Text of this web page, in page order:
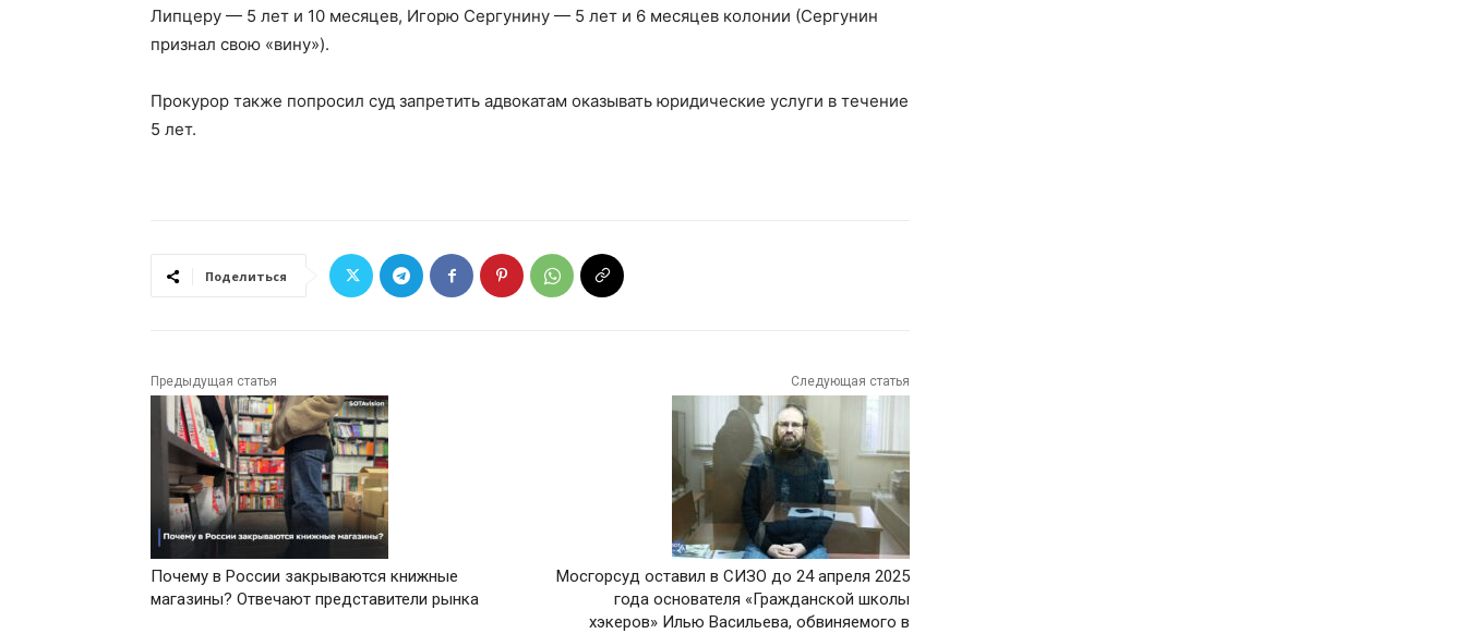
Липцеру — 5 лет и 10 месяцев, Игорю Сергунину — 5 лет и 6 месяцев колонии (Сергунин
признал свою «вину»).
Прокурор также попросил суд запретить адвокатам оказывать юридические услуги в течение
5 лет.
Поделиться
Предыдущая статья
Почему в России закрываются книжные
магазины? Отвечают представители рынка
Следующая статья
Мосгорсуд оставил в СИЗО до 24 апреля 2025
года основателя «Гражданской школы
хэкеров» Илью Васильева, обвиняемого в